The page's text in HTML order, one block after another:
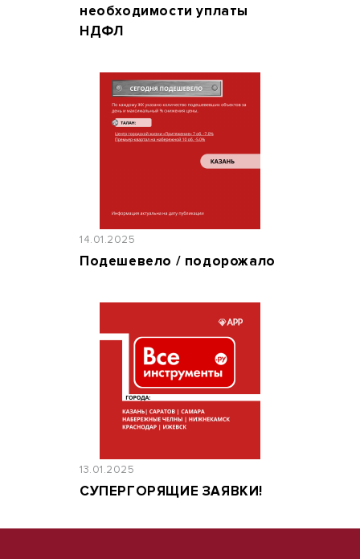
необходимости уплаты
НДФЛ
14.01.2025
Подешевело / подорожало
13.01.2025
СУПЕРГОРЯЩИЕ ЗАЯВКИ!